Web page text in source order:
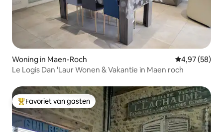
Woning in Maen-Roch Gemiddelde
4,97 (58)
Le Logis Dan 'Laur Wonen & Vakantie in Maen roch
Topfavoriet van gasten
Favoriet van gasten